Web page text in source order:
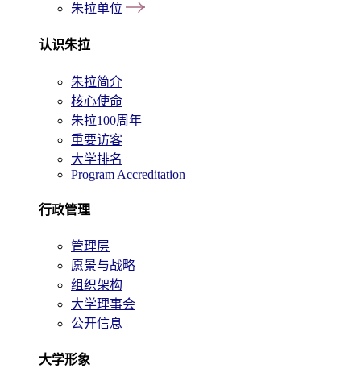
朱拉单位
认识朱拉
朱拉简介
核心使命
朱拉100周年
重要访客
大学排名
Program Accreditation
行政管理
管理层
愿景与战略
组织架构
大学理事会
公开信息
大学形象